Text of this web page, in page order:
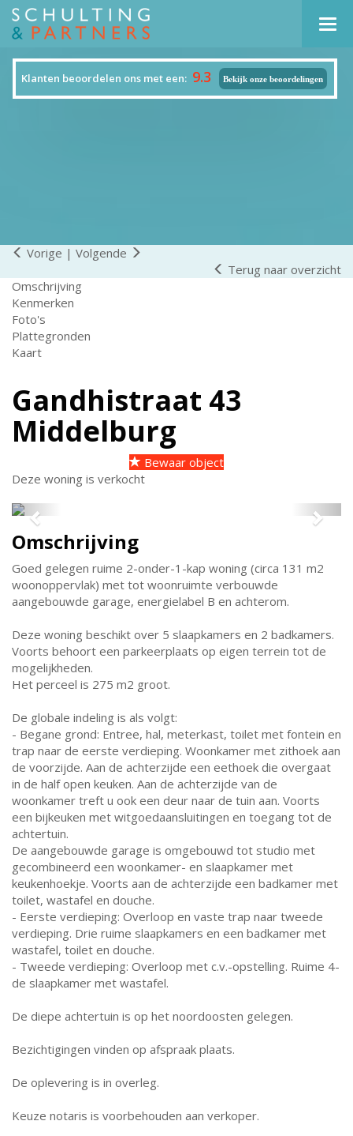
Klanten beoordelen ons met een: 9.3 Bekijk onze beoordelingen
Vorige | Volgende
Terug naar overzicht
Omschrijving
Kenmerken
Foto's
Plattegronden
Kaart
Gandhistraat 43
Middelburg
Bewaar object
Deze woning is verkocht
Previous Next
Omschrijving
Goed gelegen ruime 2-onder-1-kap woning (circa 131 m2
woonoppervlak) met tot woonruimte verbouwde
aangebouwde garage, energielabel B en achterom.
Deze woning beschikt over 5 slaapkamers en 2 badkamers.
Voorts behoort een parkeerplaats op eigen terrein tot de
mogelijkheden.
Het perceel is 275 m2 groot.
De globale indeling is als volgt:
- Begane grond: Entree, hal, meterkast, toilet met fontein en
trap naar de eerste verdieping. Woonkamer met zithoek aan
de voorzijde. Aan de achterzijde een eethoek die overgaat
in de half open keuken. Aan de achterzijde van de
woonkamer treft u ook een deur naar de tuin aan. Voorts
een bijkeuken met witgoedaansluitingen en toegang tot de
achtertuin.
De aangebouwde garage is omgebouwd tot studio met
gecombineerd een woonkamer- en slaapkamer met
keukenhoekje. Voorts aan de achterzijde een badkamer met
toilet, wastafel en douche.
- Eerste verdieping: Overloop en vaste trap naar tweede
verdieping. Drie ruime slaapkamers en een badkamer met
wastafel, toilet en douche.
- Tweede verdieping: Overloop met c.v.-opstelling. Ruime 4-
de slaapkamer met wastafel.
De diepe achtertuin is op het noordoosten gelegen.
Bezichtigingen vinden op afspraak plaats.
De oplevering is in overleg.
Keuze notaris is voorbehouden aan verkoper.